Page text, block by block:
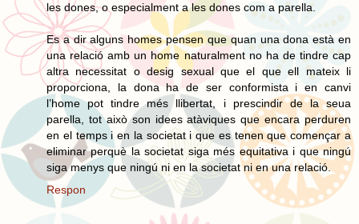
les dones, o especialment a les dones com a parella.
Es a dir alguns homes pensen que quan una dona està en
una relació amb un home naturalment no ha de tindre cap
altra necessitat o desig sexual que el que ell mateix li
proporciona, la dona ha de ser conformista i en canvi
l’home pot tindre més llibertat, i prescindir de la seua
parella, tot això son idees atàviques que encara perduren
en el temps i en la societat i que es tenen que començar a
eliminar perquè la societat siga més equitativa i que ningú
siga menys que ningú ni en la societat ni en una relació.
Respon